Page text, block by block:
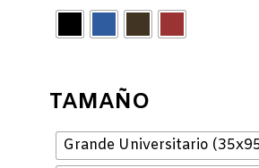
TAMAÑO
Grande Universitario